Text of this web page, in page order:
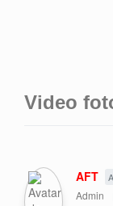
Video
AFT
Admin